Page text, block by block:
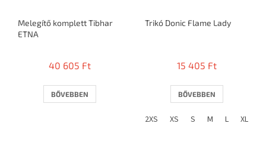
Melegítő komplett Tibhar
ETNA
40 605 Ft
BŐVEBBEN
Trikó Donic Flame Lady
15 405 Ft
BŐVEBBEN
2XS XS S M L XL